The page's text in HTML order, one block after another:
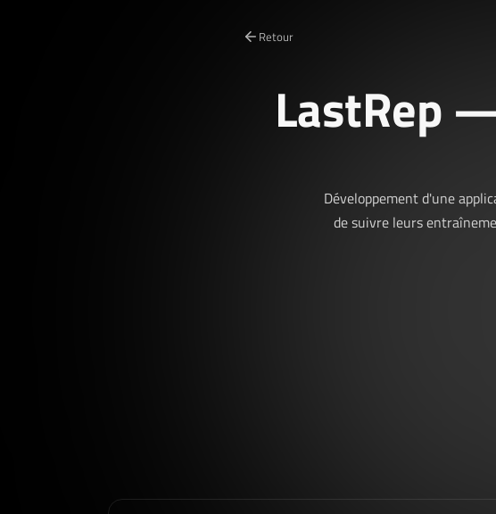
Retour
LastRep
Développement d'une
de suivre leurs